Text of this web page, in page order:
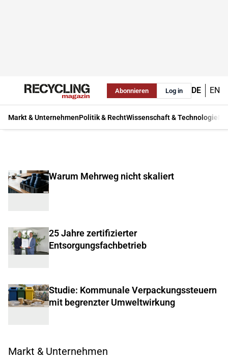
Abonnieren Log in DE EN
Markt & UnternehmenPolitik & RechtWissenschaft & Technologie
Warum Mehrweg nicht skaliert
25 Jahre zertifizierter
Entsorgungsfachbetrieb
Studie: Kommunale Verpackungssteuern
mit begrenzter Umweltwirkung
Markt & Unternehmen